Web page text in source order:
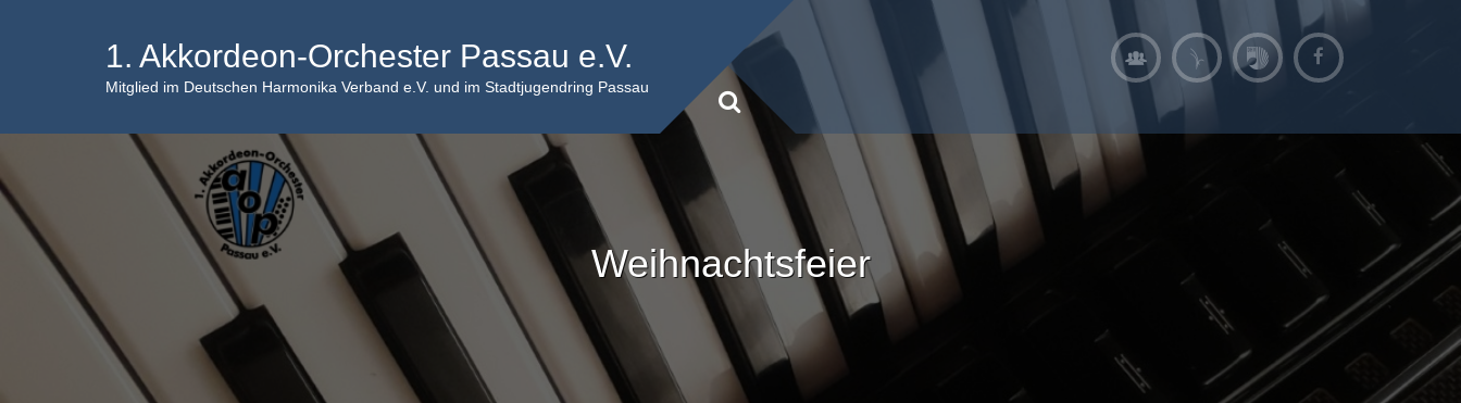
1. Akkordeon-Orchester Passau e.V.
Mitglied im Deutschen Harmonika Verband e.V. und im Stadtjugendring Passau
Weihnachtsfeier